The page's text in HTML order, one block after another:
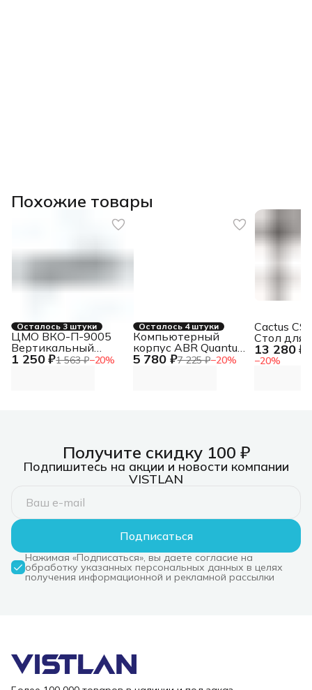
Похожие товары
Осталось 3 штуки
1 250 ₽1 563 ₽−20%
ЦМО ВКО-П-9005
Вертикальный
кабельный
Осталось 4 штуки
5 780 ₽7 225 ₽−20%
Компьютерный
корпус ABR Quantum
черный (1хUSB
13 280 ₽
−20%
Cactus
Стол для
Получите скидку 100 ₽
Подпишитесь на акции и новости компании
VISTLAN
Подписаться
Нажимая «Подписаться», вы даете согласие на
обработку указанных персональных данных в целях
получения информационной и рекламной рассылки